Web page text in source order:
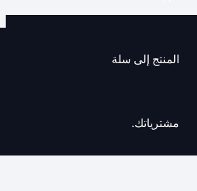
المنتج إلى سلة
مشترياتك.